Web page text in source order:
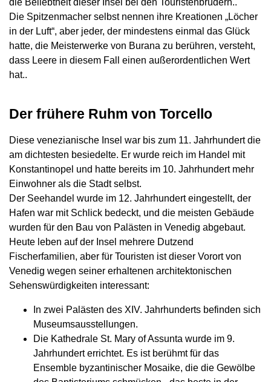
die Beliebtheit dieser Insel bei den Touristenbrüdern..
Die Spitzenmacher selbst nennen ihre Kreationen „Löcher
in der Luft“, aber jeder, der mindestens einmal das Glück
hatte, die Meisterwerke von Burana zu berühren, versteht,
dass Leere in diesem Fall einen außerordentlichen Wert
hat..
Der frühere Ruhm von Torcello
Diese venezianische Insel war bis zum 11. Jahrhundert die
am dichtesten besiedelte. Er wurde reich im Handel mit
Konstantinopel und hatte bereits im 10. Jahrhundert mehr
Einwohner als die Stadt selbst.
Der Seehandel wurde im 12. Jahrhundert eingestellt, der
Hafen war mit Schlick bedeckt, und die meisten Gebäude
wurden für den Bau von Palästen in Venedig abgebaut.
Heute leben auf der Insel mehrere Dutzend
Fischerfamilien, aber für Touristen ist dieser Vorort von
Venedig wegen seiner erhaltenen architektonischen
Sehenswürdigkeiten interessant:
In zwei Palästen des XIV. Jahrhunderts befinden sich
Museumsausstellungen.
Die Kathedrale St. Mary of Assunta wurde im 9.
Jahrhundert errichtet. Es ist berühmt für das
Ensemble byzantinischer Mosaike, die die Gewölbe